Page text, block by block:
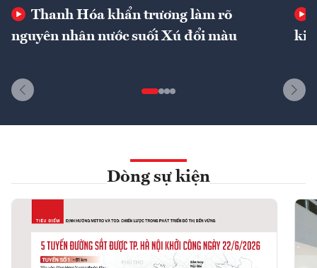
Thanh Hóa khẩn trương làm rõ
nguyên nhân nước suối Xú đổi màu
Dòng sự kiện